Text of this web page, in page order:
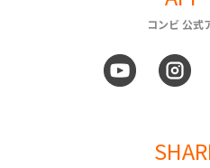
コンビ 公式